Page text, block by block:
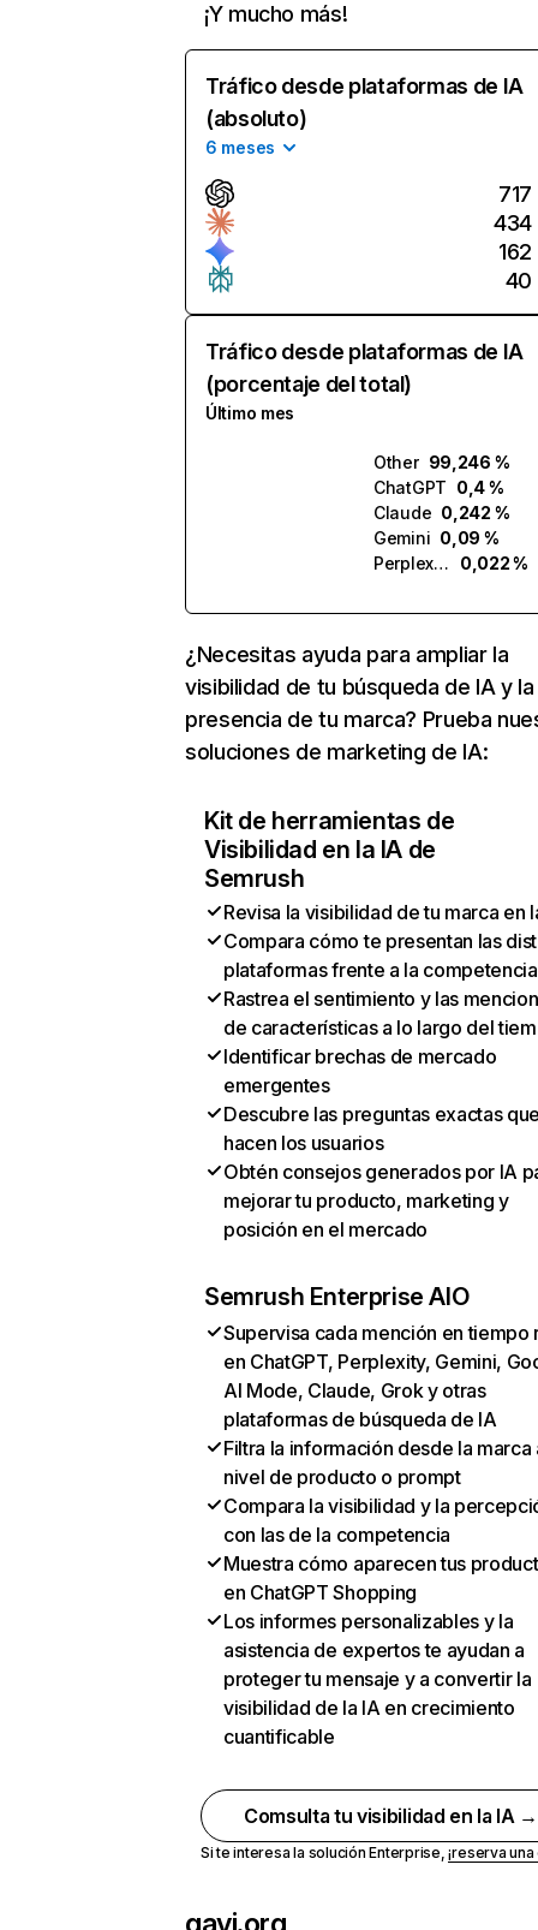
¡Y mucho más!
Tráfico desde plataformas de IA
(absoluto)
6 meses
717
434
162
40
Tráfico desde plataformas de IA
(porcentaje del total)
Último mes
Other 99,246 %
ChatGPT 0,4 %
Claude 0,242 %
Gemini 0,09 %
Perplexity
0,022 %
¿Necesitas ayuda para ampliar la
visibilidad de tu búsqueda de IA y la
presencia de tu marca? Prueba
soluciones de marketing de IA:
Kit de herramientas de
Visibilidad en la IA de
Semrush
Revisa la visibilidad de tu marca en
Compara cómo te presentan las
plataformas frente a la competencia
Rastrea el sentimiento y las
de características a lo largo del
Identificar brechas de mercado
emergentes
Descubre las preguntas exactas
hacen los usuarios
Obtén consejos generados por IA
mejorar tu producto, marketing y
posición en el mercado
Semrush Enterprise AIO
Supervisa cada mención en tiempo
en ChatGPT, Perplexity, Gemini,
AI Mode, Claude, Grok y otras
plataformas de búsqueda de IA
Filtra la información desde la marca
nivel de producto o prompt
Compara la visibilidad y la
con las de la competencia
Muestra cómo aparecen tus
en ChatGPT Shopping
Los informes personalizables y la
asistencia de expertos te ayudan a
proteger tu mensaje y a convertir la
visibilidad de la IA en crecimiento
cuantificable
Comsulta tu visibilidad en la IA →
Si te interesa la solución Enterprise,¡reserva